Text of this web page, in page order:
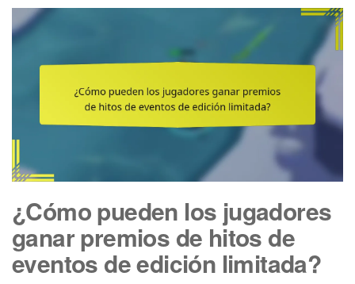
¿Cómo pueden los jugadores
ganar premios de hitos de
eventos de edición limitada?